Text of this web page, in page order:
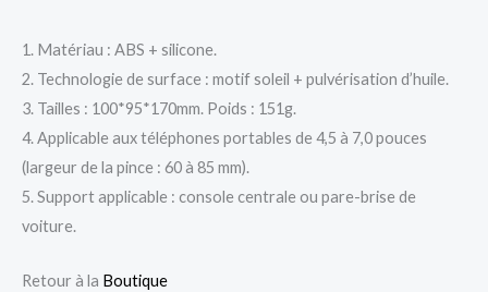
1. Matériau : ABS + silicone.
2. Technologie de surface : motif soleil + pulvérisation d’huile.
3. Tailles : 100*95*170mm. Poids : 151g.
4. Applicable aux téléphones portables de 4,5 à 7,0 pouces
(largeur de la pince : 60 à 85 mm).
5. Support applicable : console centrale ou pare-brise de
voiture.
Retour à la Boutique